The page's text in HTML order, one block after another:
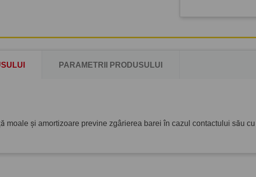
PARAMETRII PRODUSULUI
moale și amortizoare previne zgârierea barei în cazul contactului său